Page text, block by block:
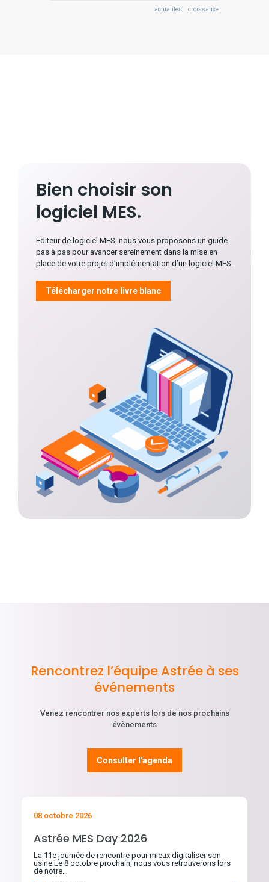
actualités croissance
Bien choisir son
logiciel MES.
Editeur de logiciel MES, nous vous proposons un guide
pas à pas pour avancer sereinement dans la mise en
place de votre projet d’implémentation d’un logiciel MES.
Télécharger notre livre blanc
Rencontrez l’équipe Astrée à ses
événements
Venez rencontrer nos experts lors de nos prochains
évènements
Consulter l'agenda
08 octobre 2026
Astrée MES Day 2026
La 11e journée de rencontre pour mieux digitaliser son
usine Le 8 octobre prochain, nous vous retrouverons lors
de notre…